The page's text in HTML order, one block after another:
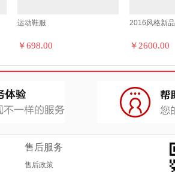
运动鞋服
￥698.00
2016风格新品
￥2600.00
售后服务
售后政策